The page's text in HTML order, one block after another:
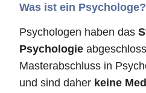
Was ist ein Psychologe?
Psychologen haben das
Psychologie
Masterabschluss in
und sind daher keine